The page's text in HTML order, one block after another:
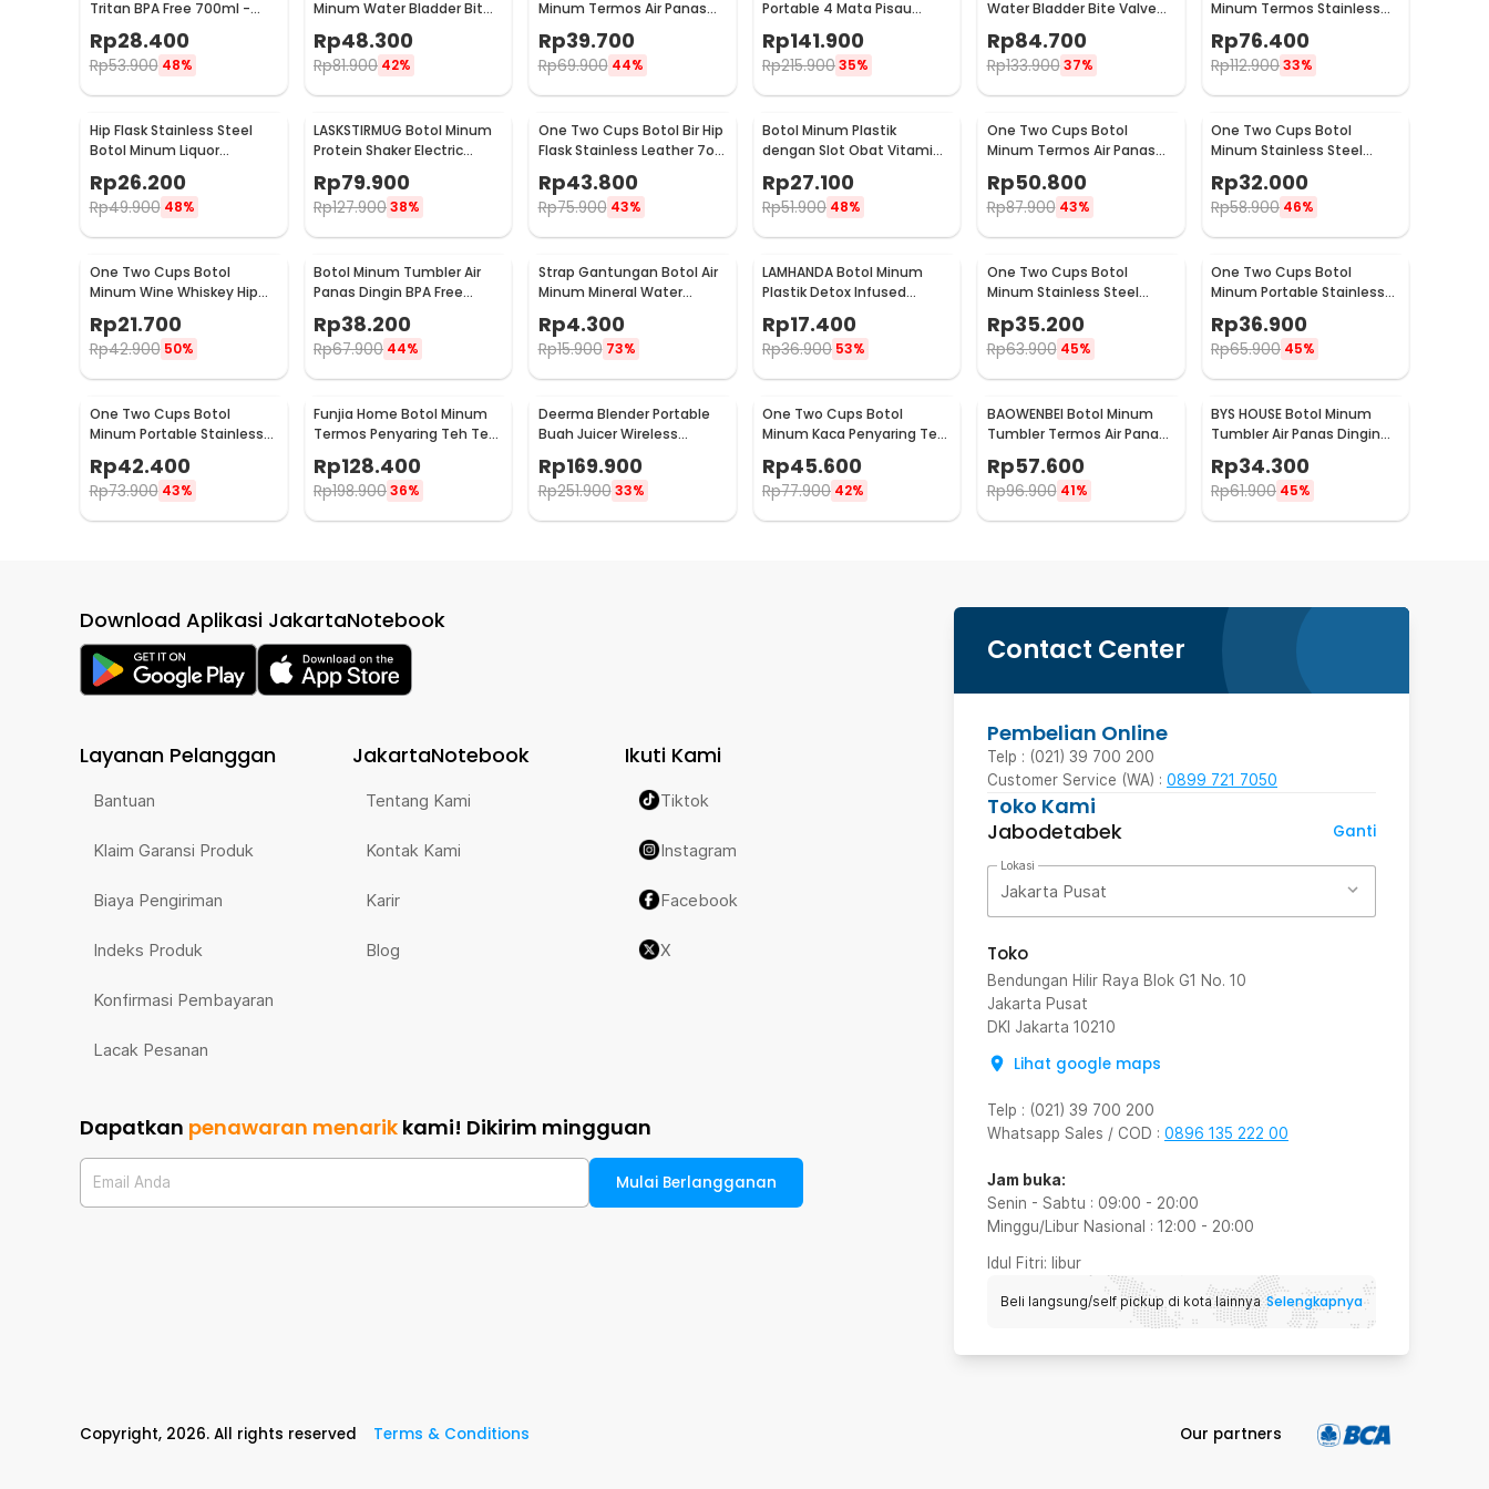
Tritan BPA Free 700ml -
Rp28.400
Rp53.900 48%
Minum Water Bladder Bit
Valve Hydration Bag 2L -
SD16
Rp48.300
Rp81.900 42%
Minum Termos Air Panas
Dingin Stainless Steel
260ml - AQW575
Rp39.700
Rp69.900 44%
Portable 4 Mata Pisau
Rp141.900
Rp215.90035%
Water Bladder Bite Valve
Hydration Bag 3L - BL018
Rp84.700
Rp133.900 37%
Minum Termos Stainless
Steel BPA Free 400ml -
K623
Rp76.400
Rp112.90033%
Hip Flask Stainless Steel
Botol Minum Liquor
Whiskey Vintage 7oz Jack
Daniel - H-7
Rp26.200
Rp49.900 48%
LASKSTIRMUG Botol Minum
Protein Shaker Electric
1505
Rp79.900
Rp127.90038%
One Two Cups Botol Bir Hip
Flask Stainless Leather 7oz
with Shot Glass
Rp43.800
Rp75.900 43%
Botol Minum Plastik
dengan Slot Obat Vitamin
Rp27.100
Rp51.900 48%
One Two Cups Botol
Minum Termos Air Panas
Dingin with Cup Head
500ml - SUS304
Rp50.800
Rp87.900 43%
One Two Cups Botol
Minum Stainless Steel
Portable with Carabiner
750ml - GBD
Rp32.000
Rp58.900 46%
One Two Cups Botol
Minum Wine Whiskey Hip
Rp21.700
Rp42.900 50%
Botol Minum Tumbler Air
Panas Dingin BPA Free
Stainless Steel 350ml - HS-
6983
Rp38.200
Rp67.900 44%
Strap Gantungan Botol Air
Minum Mineral Water
Bottle Belt Hanger - 3330
Rp4.300
Rp15.900 73%
LAMHANDA Botol Minum
Plastik Detox Infused
QWF236
Rp17.400
Rp36.900 53%
One Two Cups Botol
Minum Stainless Steel
Water Bottle 300ml -
YM006
Rp35.200
Rp63.900 45%
One Two Cups Botol
Minum Portable Stainless
Steel 750ml - YM006
Rp36.900
Rp65.900 45%
One Two Cups Botol
Minum Portable Stainless
Rp42.400
Rp73.900 43%
Funjia Home Botol Minum
Termos Penyaring Teh Tea
Infuser 520ml
Rp128.400
Rp198.90036%
Deerma Blender Portable
Buah Juicer Wireless
1500mAh 400ml - DEM-
NU05
Rp169.900
Rp251.900 33%
One Two Cups Botol
Minum Kaca Penyaring Teh
Double Wall 230ml - X9001
Rp45.600
Rp77.900 42%
BAOWENBEI Botol Minum
Tumbler Termos Air Panas
Dingin Stainless 500ml -
A1A0
Rp57.600
Rp96.900 41%
BYS HOUSE Botol Minum
Tumbler Air Panas Dingin
Stainless Steel 380ml -
TY204
Rp34.300
Rp61.900 45%
Contact Center
Pembelian Online
Telp : (021) 39 700 200
Customer Service (WA) : 0899 721 7050
Toko Kami
Jabodetabek
Ganti
Lokasi
Jakarta Pusat
Toko
Bendungan Hilir Raya Blok G1 No. 10
Jakarta Pusat
DKI Jakarta 10210
Lihat google maps
Telp : (021) 39 700 200
Whatsapp Sales / COD : 0896 135 222 00
Jam buka:
Senin - Sabtu : 09:00 - 20:00
Minggu/Libur Nasional : 12:00 - 20:00
Idul Fitri: libur
Beli langsung/self pickup di kota lainnya Selengkapnya
Download Aplikasi JakartaNotebook
Layanan Pelanggan
Bantuan
Klaim Garansi Produk
Biaya Pengiriman
Indeks Produk
Konfirmasi Pembayaran
Lacak Pesanan
JakartaNotebook
Tentang Kami
Kontak Kami
Karir
Blog
Ikuti Kami
Tiktok
Instagram
Facebook
X
Dapatkan penawaran menarik kami! Dikirim mingguan
Email Anda Mulai Berlangganan
Copyright, 2026. All rights reserved Terms & Conditions Our partners